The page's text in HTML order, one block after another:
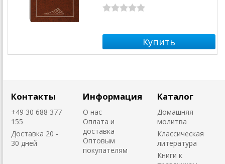
Контакты
+49 30 688 377
155
Доставка 20 -
30 дней
Информация
О нас
Оплата и
доставка
Оптовым
покупателям
Каталог
Домашняя
молитва
Классическая
литература
Книги к